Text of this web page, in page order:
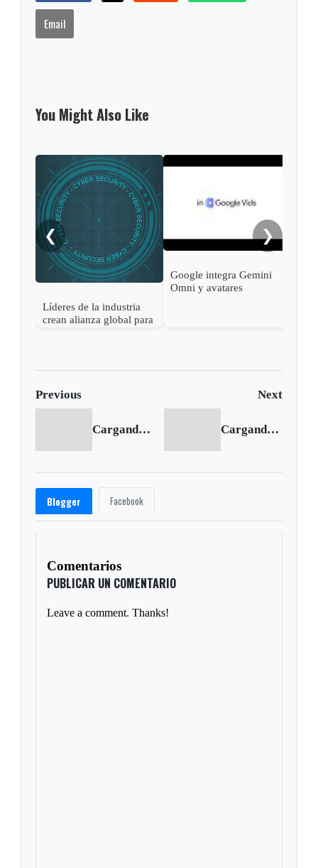
Email
You Might Also Like
❮
Líderes de la industria
crean alianza global para
Google integra Gemini
Omni y avatares
❯
Previous Next
Cargando anterior... Cargando siguiente...
Blogger Facebook
Comentarios
PUBLICAR UN COMENTARIO
Leave a comment. Thanks!